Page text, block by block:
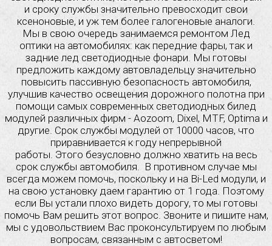
и сроку службы значительно превосходит свои
ксеноновые, и уж тем более галогеновые аналоги.
Мы в свою очередь занимаемся ремонтом Лед
оптики на автомобилях: как передние фары, так и
задние лед светодиодные фонари. Мы готовы
предложить каждому автовладельцу значительно
повысить пассивную безопасность автомобиля,
улучшив качество освещения дорожного полотна при
помощи самых современных светодиодных билед
модулей различных фирм - Aozoom, Dixel, MTF, Optima и
другие. Срок службы модулей от 10000 часов, что
приравнивается к году непрерывной
работы. Этого безусловно должно хватить на весь
срок службы автомобиля. В противном случае мы
всегда можем помочь, поскольку и на Bi-Led модули, и
на свою установку даем гарантию от 1 года. Поэтому
если Вы устали плохо видеть дорогу, то мы готовы
помочь Вам решить этот вопрос. Звоните и пишите нам,
мы с удовольствием Вас проконсультируем по любым
вопросам, связанным с автосветом!